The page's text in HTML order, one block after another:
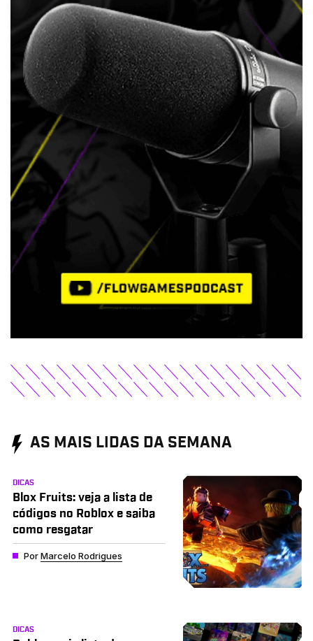
AS MAIS LIDAS DA SEMANA
DICAS
Blox Fruits: veja a lista de
códigos no Roblox e saiba
como resgatar
PorMarcelo Rodrigues
DICAS